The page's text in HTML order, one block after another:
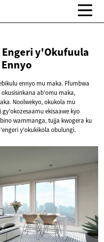
y'Okufuula
ennyo mu maka. Ffumbwa
ab'omu maka,
Noolwekyo, okukola mu
ekisaawe kyo
wammanga, tujja kwogera ku
y'okukikola obulungi.